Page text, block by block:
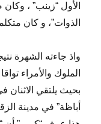
الأول “زينب” ، وكان
الذوات”، و كان
واذ جاءته الشهرة
الملوك والأمراء
بحيث يلتقي
أباظة” في مدينة